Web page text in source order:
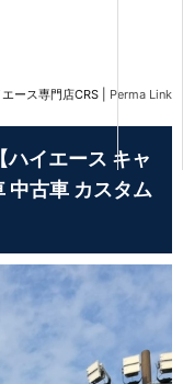
ース専門店CRS Perma Link
イエース キャ
中古車 カスタム